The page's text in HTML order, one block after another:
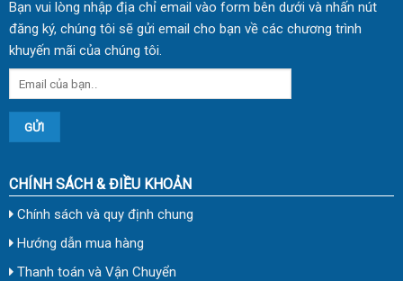
Bạn vui lòng nhập địa chỉ email vào form bên dưới và nhấn nút
đăng ký, chúng tôi sẽ gửi email cho bạn về các chương trình
khuyến mãi của chúng tôi.
CHÍNH SÁCH & ĐIỀU KHOẢN
Chính sách và quy định chung
Hướng dẫn mua hàng
Thanh toán và Vận Chuyển